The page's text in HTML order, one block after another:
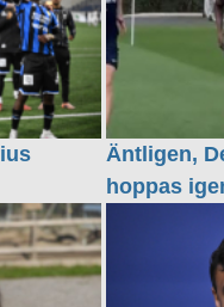
Äntligen,
hoppas